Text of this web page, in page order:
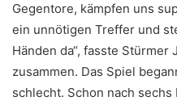
Gegentore, kämpfen uns
ein unnötigen Treffer und
Händen da“, fasste
zusammen. Das Spiel
schlecht. Schon nach